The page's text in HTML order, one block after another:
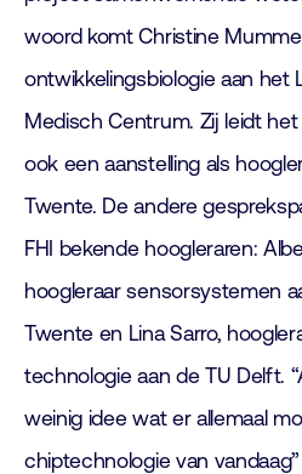
woord komt Christine
ontwikkelingsbiologie aan het
Medisch Centrum. Zij leidt
ook een aanstelling als
Twente. De andere
FHI bekende hoogleraren:
hoogleraar sensorsystemen
Twente en Lina Sarro,
technologie aan de TU Delft.
weinig idee wat er allemaal
chiptechnologie van